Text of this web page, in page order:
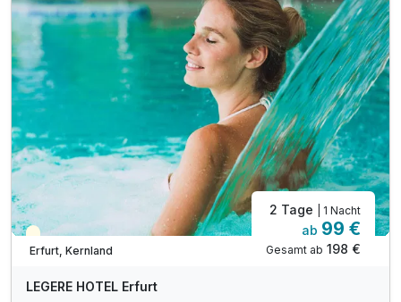
*Gärtnerreich mit 29 Spielgeräten für Kinder
*Skulpturengarten mit Plastiken namhafter Künstler
EgaPark ab dem 01.01.2023 Montags geschlossen
1 x Begrüßungsgetränk
inkl. Voucher im Hotelshop
Late Check Out bis 14 Uhr, auf Anfrage nach Verf.
Teilweise ausgelastet
Erfurt, Kernland
2 Tage | 1 Nacht
ab 99 €
Gesamt ab 198 €
LEGERE HOTEL Erfurt